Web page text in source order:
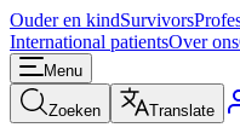
Ouder en kindSurvivors
International patientsOver ons
Menu
Zoeken Translate